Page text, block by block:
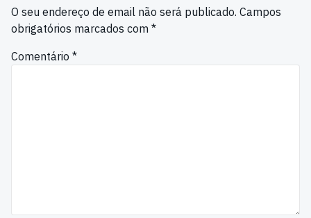
O seu endereço de email não será publicado. Campos
obrigatórios marcados com *
Comentário *